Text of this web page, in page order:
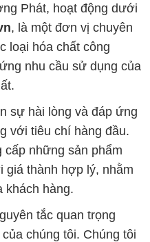
Phát, hoạt động dưới
, là một đơn vị chuyên
loại hóa chất công
nhu cầu sử dụng của
sự hài lòng và đáp ứng
với tiêu chí hàng đầu.
cấp những sản phẩm
giá thành hợp lý, nhằm
khách hàng.
tắc quan trọng
chúng tôi. Chúng tôi